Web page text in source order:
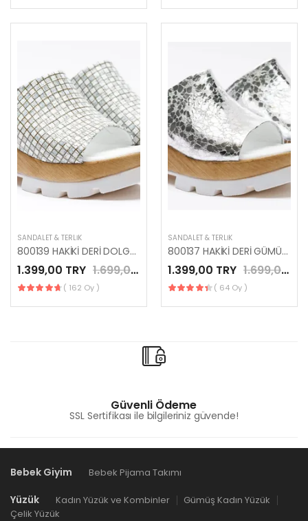
SANDALET & TERLIK
800139 HAKİKİ DERİ DOLGULU KADIN TERLİK
1.399,00 TRY 1.699,00 TRY
( 162 Oy )
SANDALET & TERLIK
800137 HAKİKİ DERİ GÜMÜŞ RENK KADIN TERLİK
1.399,00 TRY 1.699,00 TRY
( 64 Oy )
Güvenli Ödeme
SSL Sertifikası ile bilgileriniz güvende!
Bebek Giyim Bebek Pijama Takımı
Yüzük Kadın Yüzük ve Kombinler
Gümüş Kadın Yüzük
Çelik Yüzük